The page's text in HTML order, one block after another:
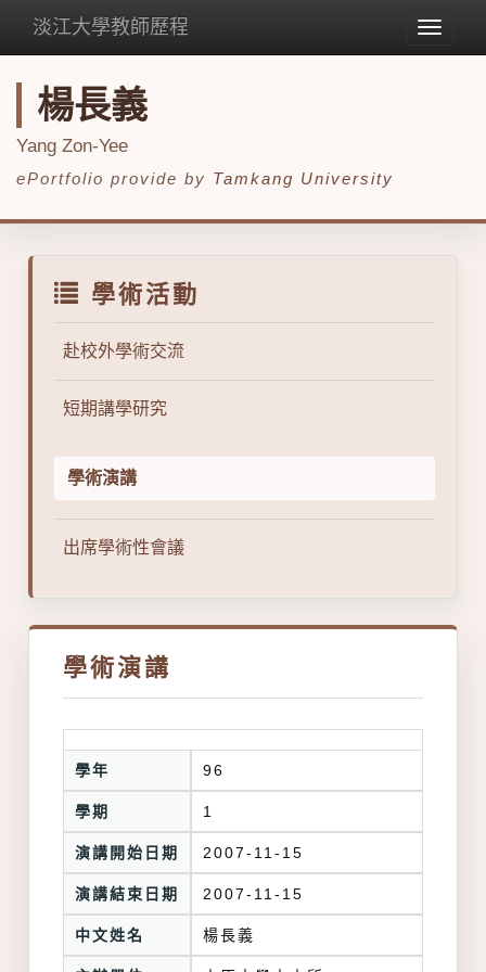
Toggle
淡江大學教師歷程
楊長義
Yang Zon-Yee
ePortfolio provide by Tamkang University
學術活動
赴校外學術交流
短期講學研究
學術演講
出席學術性會議
學術演講
學年 96
學期 1
演講開始日期 2007-11-15
演講結束日期 2007-11-15
中文姓名 楊長義